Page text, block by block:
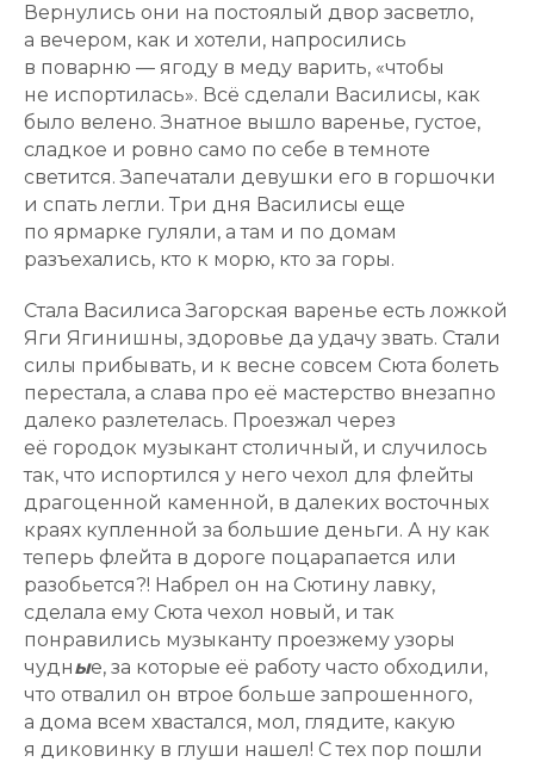
Вернулись они на постоялый двор засветло,
а вечером, как и хотели, напросились
в поварню — ягоду в меду варить, «чтобы
не испортилась». Всё сделали Василисы, как
было велено. Знатное вышло варенье, густое,
сладкое и ровно само по себе в темноте
светится. Запечатали девушки его в горшочки
и спать легли. Три дня Василисы еще
по ярмарке гуляли, а там и по домам
разъехались, кто к морю, кто за горы.
Стала Василиса Загорская варенье есть ложкой
Яги Ягинишны, здоровье да удачу звать. Стали
силы прибывать, и к весне совсем Сюта болеть
перестала, а слава про её мастерство внезапно
далеко разлетелась. Проезжал через
её городок музыкант столичный, и случилось
так, что испортился у него чехол для флейты
драгоценной каменной, в далеких восточных
краях купленной за большие деньги. А ну как
теперь флейта в дороге поцарапается или
разобьется?! Набрел он на Сютину лавку,
сделала ему Сюта чехол новый, и так
понравились музыканту проезжему узоры
чудные, за которые её работу часто обходили,
что отвалил он втрое больше запрошенного,
а дома всем хвастался, мол, глядите, какую
я диковинку в глуши нашел! С тех пор пошли